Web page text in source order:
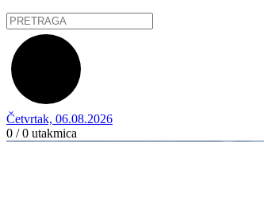
Četvrtak, 06.08.2026
0 / 0 utakmica